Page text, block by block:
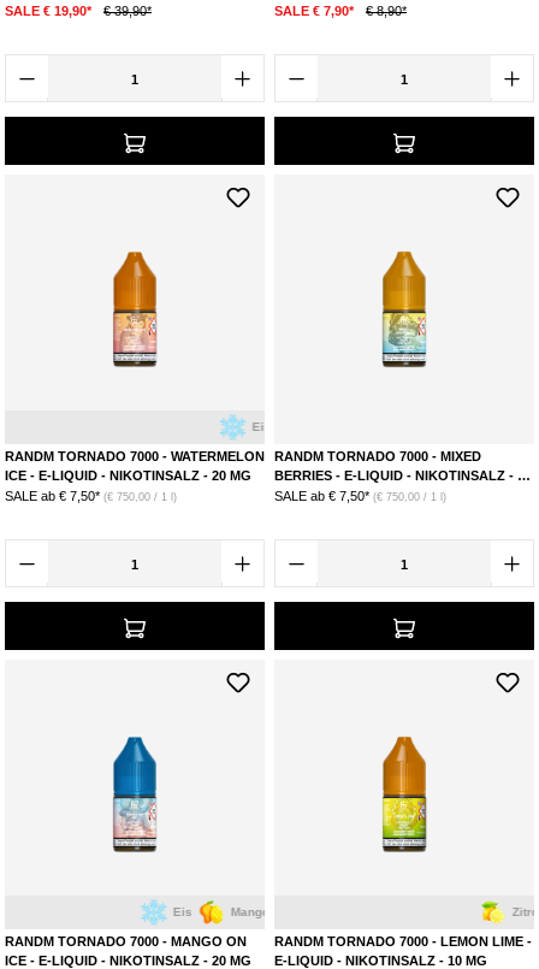
SALE € 19,90*
€ 39,90*
SALE € 7,90*
€ 8,90*
Wassermelone
RANDM TORNADO 7000 - WATERMELON
ICE - E-LIQUID - NIKOTINSALZ - 20 MG
SALE ab € 7,50* (€ 750,00 / 1 l)
RANDM TORNADO 7000 - MIXED
BERRIES - E-LIQUID - NIKOTINSALZ - 10
MG
SALE ab € 7,50* (€ 750,00 / 1 l)
Mango
RANDM TORNADO 7000 - MANGO ON
ICE - E-LIQUID - NIKOTINSALZ - 20 MG
Zitrone
RANDM TORNADO 7000 - LEMON LIME -
E-LIQUID - NIKOTINSALZ - 10 MG